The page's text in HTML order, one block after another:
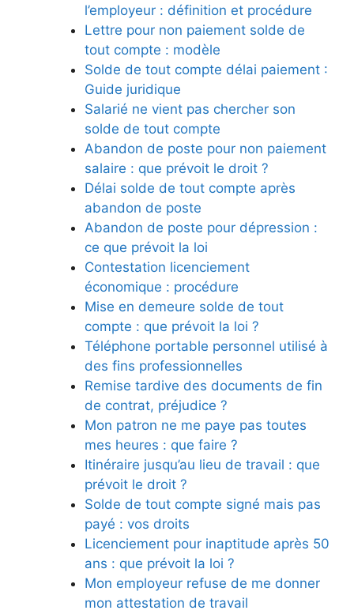
l’employeur : définition et procédure
Lettre pour non paiement solde de
tout compte : modèle
Solde de tout compte délai paiement :
Guide juridique
Salarié ne vient pas chercher son
solde de tout compte
Abandon de poste pour non paiement
salaire : que prévoit le droit ?
Délai solde de tout compte après
abandon de poste
Abandon de poste pour dépression :
ce que prévoit la loi
Contestation licenciement
économique : procédure
Mise en demeure solde de tout
compte : que prévoit la loi ?
Téléphone portable personnel utilisé à
des fins professionnelles
Remise tardive des documents de fin
de contrat, préjudice ?
Mon patron ne me paye pas toutes
mes heures : que faire ?
Itinéraire jusqu’au lieu de travail : que
prévoit le droit ?
Solde de tout compte signé mais pas
payé : vos droits
Licenciement pour inaptitude après 50
ans : que prévoit la loi ?
Mon employeur refuse de me donner
mon attestation de travail